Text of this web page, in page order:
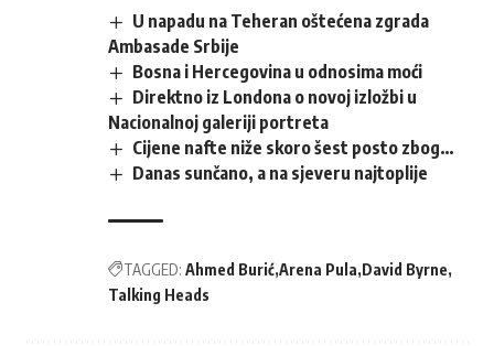
U napadu na Teheran oštećena zgrada
Ambasade Srbije
Bosna i Hercegovina u odnosima moći
Direktno iz Londona o novoj izložbi u
Nacionalnoj galeriji portreta
Cijene nafte niže skoro šest posto zbog…
Danas sunčano, a na sjeveru najtoplije
TAGGED: Ahmed Burić Arena Pula David Byrne
Talking Heads